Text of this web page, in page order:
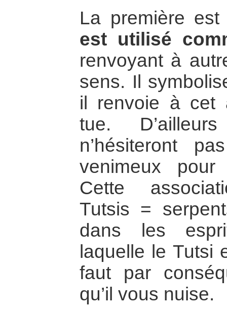
La première
est utilisé
renvoyant à
sens. Il
il renvoie à cet
tue.
n’hésiteront
venimeux
Cette
Tutsis =
dans les
laquelle le Tutsi
faut par
qu’il vous nuise.